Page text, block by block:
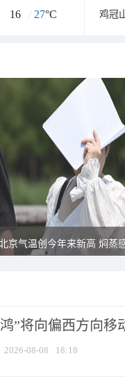
16 / 27°C 鸡冠
京气温创今年来新高 焖蒸
”将向偏西方向移
2026-08-08 18:18